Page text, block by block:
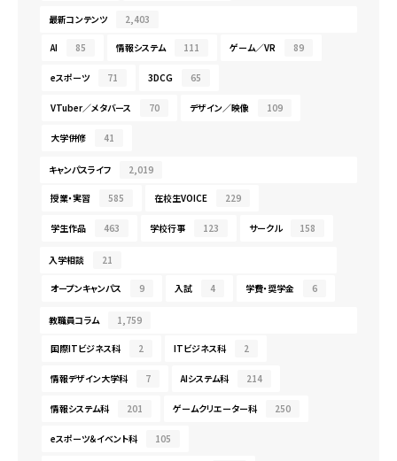
最新コンテンツ 2,403
AI 85 情報システム 111 ゲーム／VR 89
eスポーツ 71 3DCG 65
VTuber／メタバース 70 デザイン／映像 109
大学併修 41
キャンパスライフ 2,019
授業・実習 585 在校生VOICE 229
学生作品 463 学校行事 123 サークル 158
入学相談 21
オープンキャンパス 9 入試 4 学費・奨学金 6
教職員コラム 1,759
国際ITビジネス科 2 ITビジネス科 2
情報デザイン大学科 7 AIシステム科 214
情報システム科 201 ゲームクリエーター科 250
eスポーツ＆イベント科 105